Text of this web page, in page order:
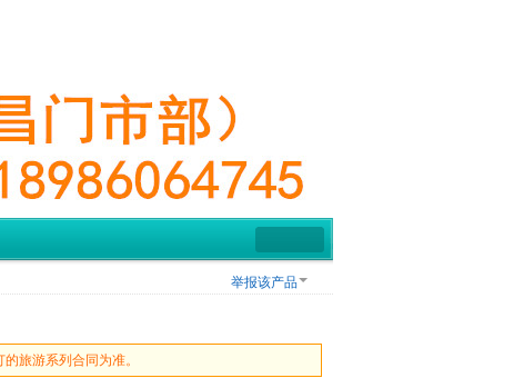
旅游系列合同为准。
举报该产品